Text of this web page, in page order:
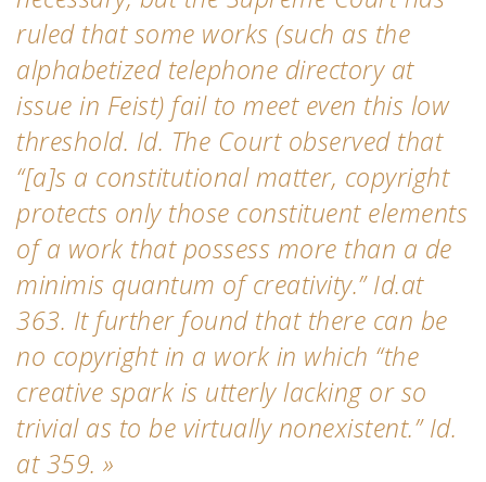
ruled that some works (such as the
alphabetized telephone directory at
issue in Feist) fail to meet even this low
threshold. Id. The Court observed that
“[a]s a constitutional matter, copyright
protects only those constituent elements
of a work that possess more than a de
minimis quantum of creativity.” Id.at
363. It further found that there can be
no copyright in a work in which “the
creative spark is utterly lacking or so
trivial as to be virtually nonexistent.” Id.
at 359. »